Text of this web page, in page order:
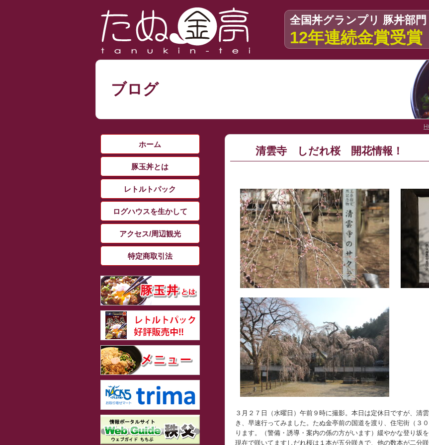
全国丼グランプリ 豚丼部門
12年連続金賞受賞
ブログ
ホーム
豚玉丼とは
レトルトパック
ログハウスを生かして
アクセス/周辺観光
特定商取引法
清雲寺 しだれ桜 開花情報！
３月２７日（水曜日）午前９時に撮影。本日は定休日ですが、清
き、早速行ってみました。たぬ金亭前の国道を渡り、住宅街（３
ります。（警備・誘導・案内の係の方がいます）緩やかな登り坂
現在で咲いてますしだれ桜は１本が五分咲きで、他の数本が二分